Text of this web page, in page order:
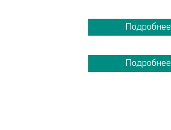
Подробнее
Подробнее